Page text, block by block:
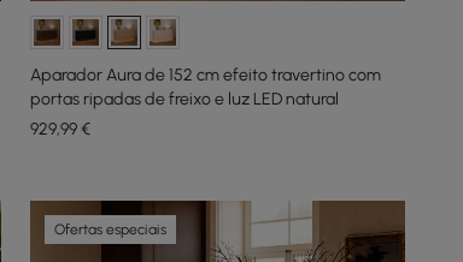
Aparador Aura de 152 cm efeito travertino com
portas ripadas de freixo e luz LED natural
929,99€
Ofertas especiais